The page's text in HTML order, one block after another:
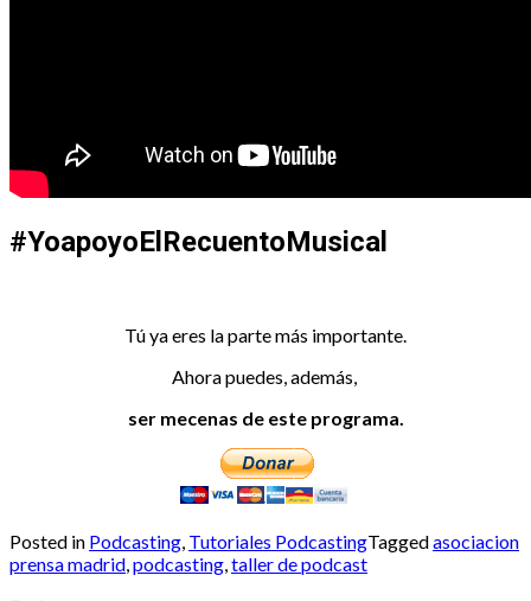
#YoapoyoElRecuentoMusical
Tú ya eres la parte más importante.
Ahora puedes, además,
ser mecenas de este programa.
Posted in Podcasting Tutoriales PodcastingTaggedasociacion
prensa madrid podcasting taller de podcast